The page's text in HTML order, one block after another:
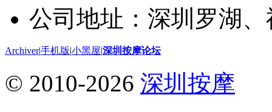
公司地址：深圳罗湖
Archiver|手机版|小黑屋|深圳按摩论坛
© 2010-2026 深圳按摩